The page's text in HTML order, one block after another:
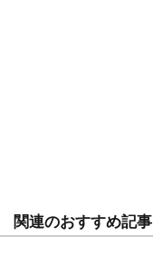
関連のおすすめ記事